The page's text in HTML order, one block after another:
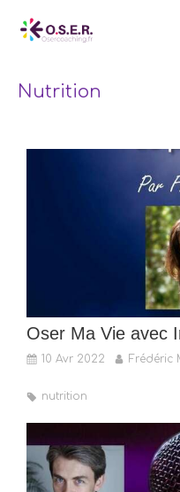
Nutrition
Oser Ma Vie avec
10 Avr 2022 Frédéric
nutrition